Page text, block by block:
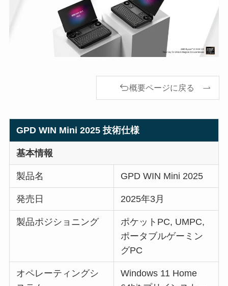
概要ページに戻る
GPD WIN Mini 2025 技術仕様
基本情報
製品名 GPD WIN Mini 2025
発売日 2025年3月
製品ポジショニング
ポケットPC, UMPC,
ポータブルゲーミン
グPC
オペレーティングシ
Windows 11 Home